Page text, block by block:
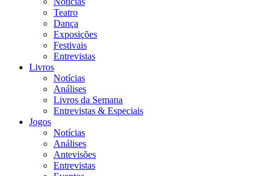
Teatro
Dança
Exposições
Festivais
Entrevistas
Livros
Notícias
Análises
Livros da Semana
Entrevistas & Especiais
Jogos
Notícias
Análises
Antevisões
Entrevistas